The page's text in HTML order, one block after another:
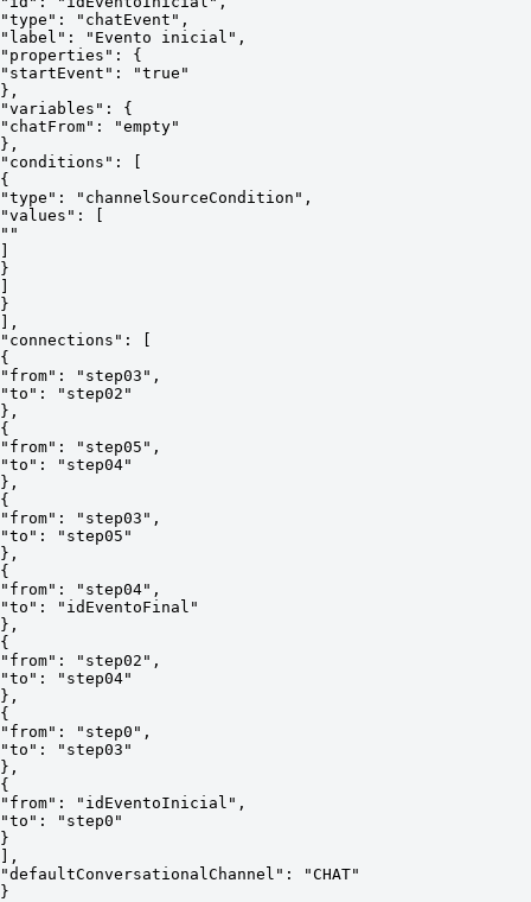
"type": "chatEvent",
"label": "Evento inicial",
"properties": {
"startEvent": "true"
},
"variables": {
"chatFrom": "empty"
},
"conditions": [
{
"type": "channelSourceCondition",
"values": [
""
}
}
],
"connections": [
{
"from": "step03",
"to": "step02"
},
{
"from": "step05",
"to": "step04"
},
{
"from": "step03",
"to": "step05"
},
{
"from": "step04",
"to": "idEventoFinal"
},
{
"from": "step02",
"to": "step04"
},
{
"from": "step0",
"to": "step03"
},
{
"from": "idEventoInicial",
"to": "step0"
}
],
"defaultConversationalChannel": "CHAT"
}